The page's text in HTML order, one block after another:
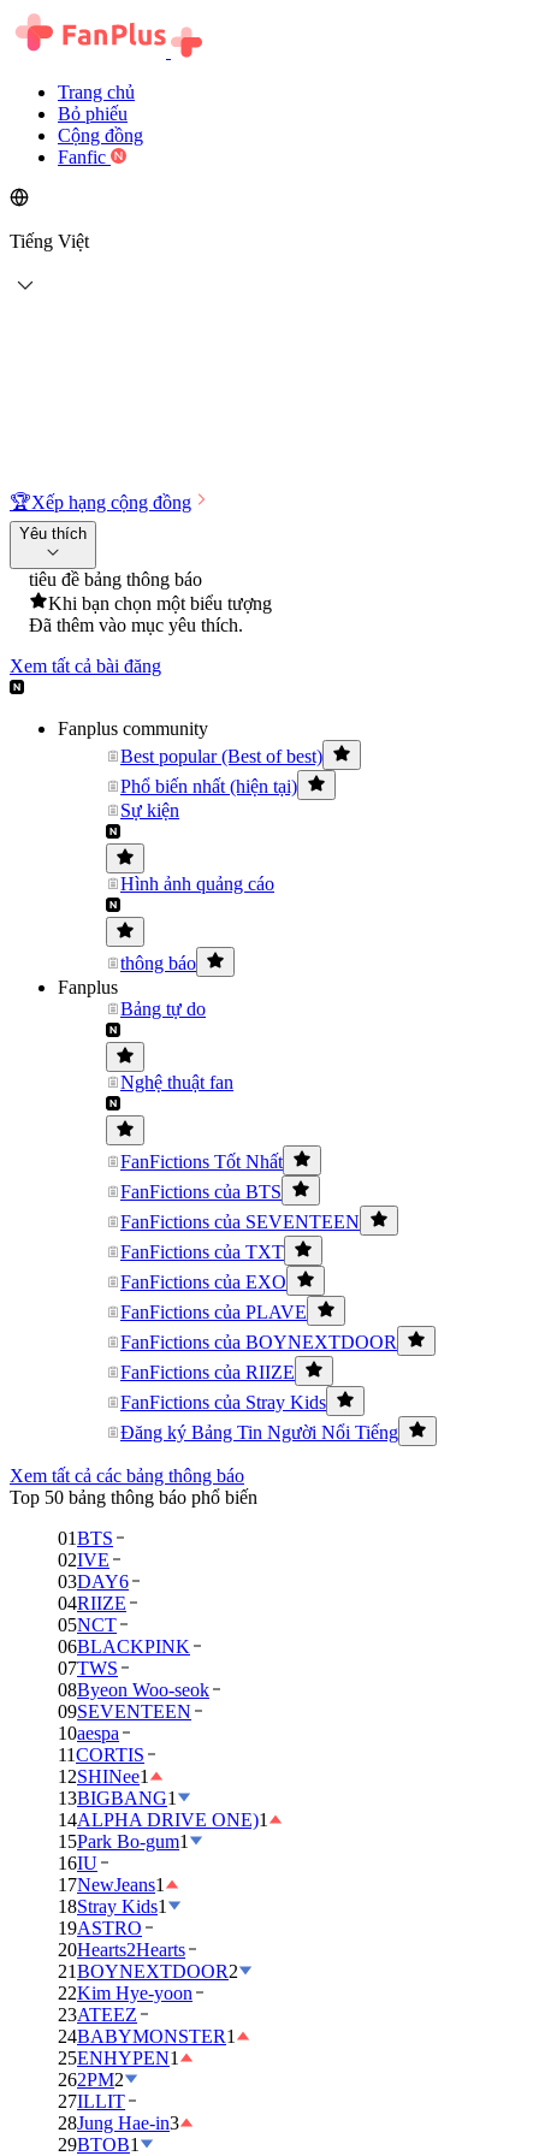
Trang chủ
Bỏ phiếu
Cộng đồng
Fanfic
Tiếng Việt
🏆Xếp hạng cộng đồng
Yêu thích
tiêu đề bảng thông báo
Khi bạn chọn một biểu tượng
Đã thêm vào mục yêu thích.
Xem tất cả bài đăng
Fanplus community
Best popular (Best of best)
Phổ biến nhất (hiện tại)
Sự kiện
Hình ảnh quảng cáo
thông báo
Fanplus
Bảng tự do
Nghệ thuật fan
FanFictions Tốt Nhất
FanFictions của BTS
FanFictions của SEVENTEEN
FanFictions của TXT
FanFictions của EXO
FanFictions của PLAVE
FanFictions của BOYNEXTDOOR
FanFictions của RIIZE
FanFictions của Stray Kids
Đăng ký Bảng Tin Người Nổi Tiếng
Xem tất cả các bảng thông báo
Top 50 bảng thông báo phổ biến
01BTS
02IVE
03DAY6
04RIIZE
05NCT
06BLACKPINK
07TWS
08Byeon Woo-seok
09SEVENTEEN
10aespa
11CORTIS
12SHINee1
13BIGBANG1
14ALPHA DRIVE ONE)1
15Park Bo-gum1
16IU
17NewJeans1
18Stray Kids1
19ASTRO
20Hearts2Hearts
21BOYNEXTDOOR2
22Kim Hye-yoon
23ATEEZ
24BABYMONSTER1
25ENHYPEN1
262PM2
27ILLIT
28Jung Hae-in3
29BTOB1